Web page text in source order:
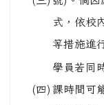
式，依校
等措施進
(四)
學員若同
課時間可